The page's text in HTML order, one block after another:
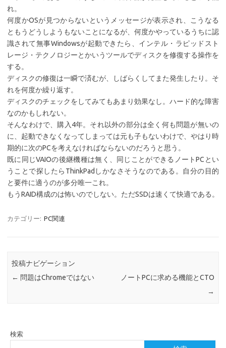
れ。
何度かOSが見つからないというメッセージが表示され、こうなる
ともうどうしようもないことになるが、何度かやっているうちに認
識されて無事Windowsが起動できたら、インテル・ラピッドスト
レージ・テクノロジーとかいうツールでディスクを修復する操作を
する。
ディスクの修復は一瞬で済むが、しばらくしてまた発生したり。そ
れを何度か繰り返す。
ディスクのチェックをしてみてもあまり効果なし。ハード的な障害
なのかもしれない。
そんなわけで、購入4年。それ以外の部分は全く何も問題が無いの
に、起動できなくなってしまっては元も子もないわけで、やはり時
期的に次のPCを考えなければならないのだろうと思う。
既に同じVAIOの後継機種は無く、同じことができるノートPCとい
うことで探したらThinkPadしかなさそうなのである。自分の目的
と要件に適うのが多分唯一これ。
もうRAID構成のは怖いのでしない。ただSSDは速くて快適である。
カテゴリー: PC関連
投稿ナビゲーション
← 問題はChromeではない
ノートPCに求める機能とCTO
→
検索